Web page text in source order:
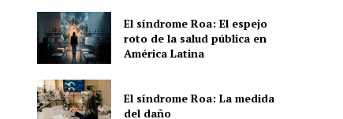
El síndrome Roa: El espejo
roto de la salud pública en
América Latina
El síndrome Roa: La medida
del daño